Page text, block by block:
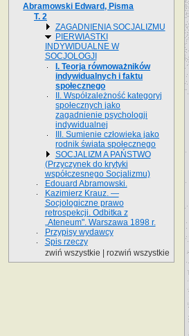
Abramowski Edward, Pisma
T. 2
ZAGADNIENIA SOCJALIZMU
PIERWIASTKI
INDYWIDUALNE W
SOCJOLOGJI
I. Teorja równoważników
indywidualnych i faktu
społecznego
II. Współzależność kategoryj
społecznych jako
zagadnienie psychologji
indywidualnej
III. Sumienie człowieka jako
rodnik świata społecznego
SOCJALIZM A PAŃSTWO
(Przyczynek do krytyki
współczesnego Socjalizmu)
Edouard Abramowski.
Kazimierz Krauz. —
Socjologiczne prawo
retrospekcji. Odbitka z
„Ateneum". Warszawa 1898 r.
Przypisy wydawcy
Spis rzeczy
zwiń wszystkie | rozwiń wszystkie